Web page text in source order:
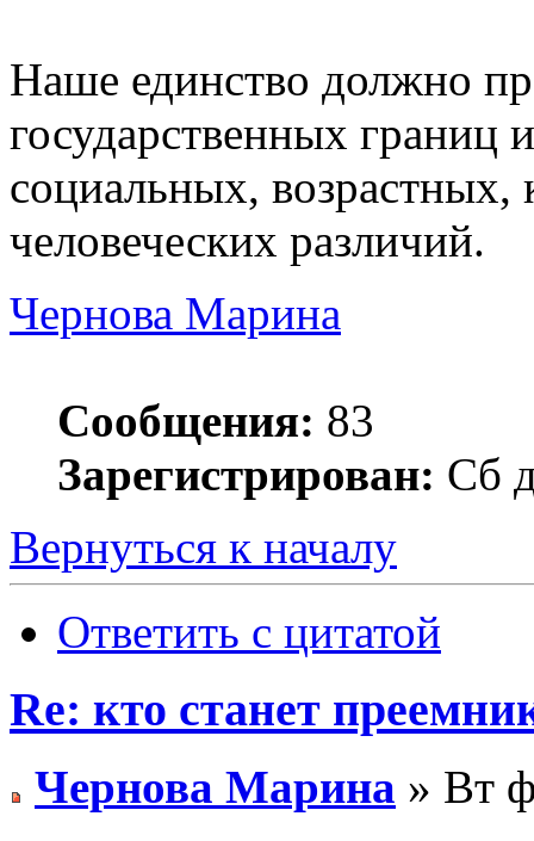
Наше единство должно
государственных границ
социальных,
человеческих различий.
Чернова Марина
Сообщения: 83
Зарегистрирован: Сб
Вернуться к началу
Ответить с цитатой
Re: кто станет
Чернова Марина » Вт